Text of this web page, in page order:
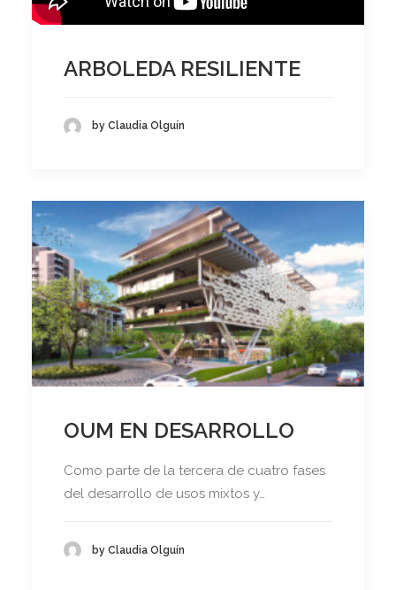
Search
ARBOLEDA RESILIENTE
by Claudia Olguín
OUM EN DESARROLLO
Como parte de la tercera de cuatro fases
del desarrollo de usos mixtos y…
by Claudia Olguín